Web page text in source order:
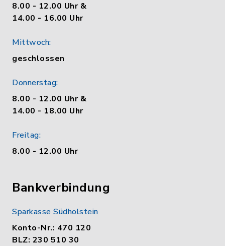
8.00 - 12.00 Uhr &
14.00 - 16.00 Uhr
Mittwoch:
geschlossen
Donnerstag:
8.00 - 12.00 Uhr &
14.00 - 18.00 Uhr
Freitag:
8.00 - 12.00 Uhr
Bankverbindung
Sparkasse Südholstein
Konto-Nr.: 470 120
BLZ: 230 510 30